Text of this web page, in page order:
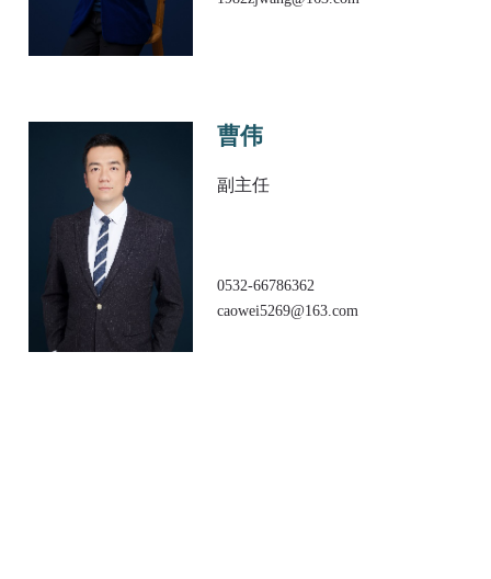
曹伟
副主任
0532-66786362
caowei5269@163.com